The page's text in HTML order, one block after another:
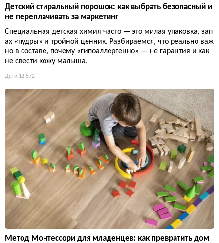
Детский стиральный порошок: как выбрать безопасный и
не переплачивать за маркетинг
Специальная детская химия часто — это милая упаковка, зап
ах «пудры» и тройной ценник. Разбираемся, что реально важ
но в составе, почему «гипоаллергенно» — не гарантия и как
не свести кожу малыша.
Дети 12 572
Метод Монтессори для младенцев: как превратить дом